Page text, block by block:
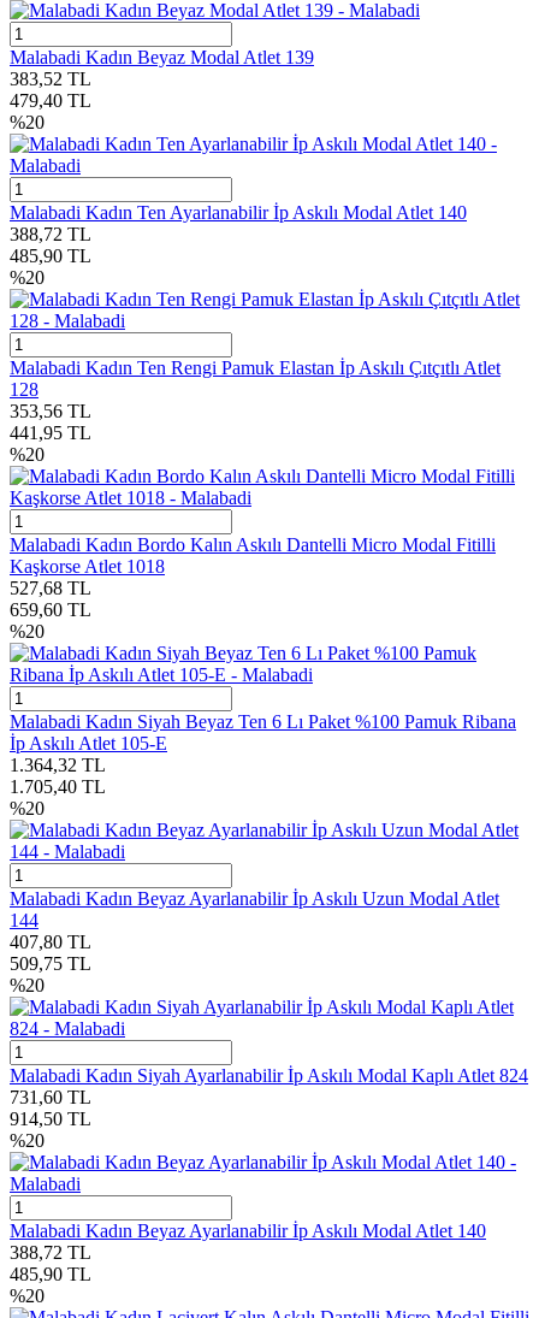
Malabadi Kadın Beyaz Modal Atlet 139
383,52 TL
479,40 TL
%20
Malabadi Kadın Ten Ayarlanabilir İp Askılı Modal Atlet 140
388,72 TL
485,90 TL
%20
Malabadi Kadın Ten Rengi Pamuk Elastan İp Askılı Çıtçıtlı Atlet
128
353,56 TL
441,95 TL
%20
Malabadi Kadın Bordo Kalın Askılı Dantelli Micro Modal Fitilli
Kaşkorse Atlet 1018
527,68 TL
659,60 TL
%20
Malabadi Kadın Siyah Beyaz Ten 6 Lı Paket %100 Pamuk Ribana
İp Askılı Atlet 105-E
1.364,32 TL
1.705,40 TL
%20
Malabadi Kadın Beyaz Ayarlanabilir İp Askılı Uzun Modal Atlet
144
407,80 TL
509,75 TL
%20
Malabadi Kadın Siyah Ayarlanabilir İp Askılı Modal Kaplı Atlet 824
731,60 TL
914,50 TL
%20
Malabadi Kadın Beyaz Ayarlanabilir İp Askılı Modal Atlet 140
388,72 TL
485,90 TL
%20